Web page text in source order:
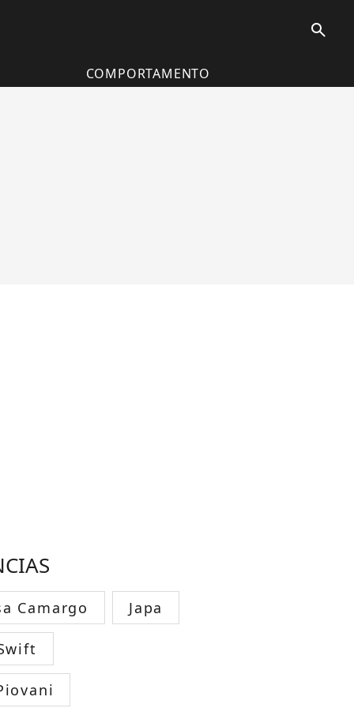
search
COMPORTAMENTO
Camargo Japa